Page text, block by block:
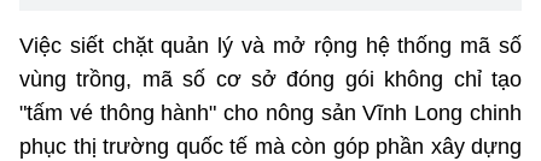
Việc siết chặt quản lý và mở rộng hệ thống mã số
vùng trồng, mã số cơ sở đóng gói không chỉ tạo
"tấm vé thông hành" cho nông sản Vĩnh Long chinh
phục thị trường quốc tế mà còn góp phần xây dựng